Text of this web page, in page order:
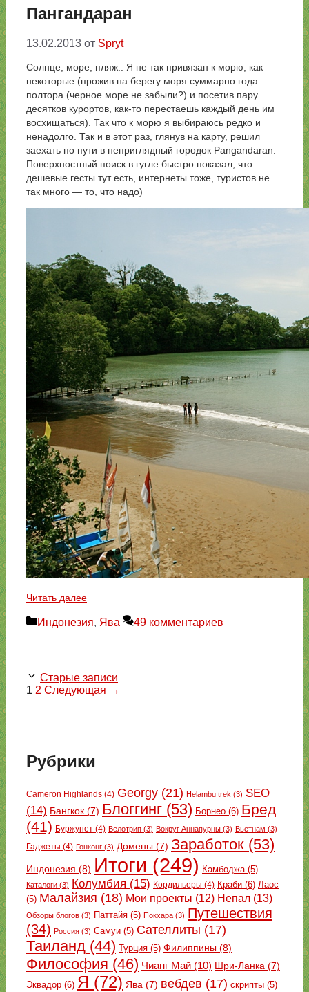
Пангандаран
13.02.2013 от Spryt
Солнце, море, пляж.. Я не так привязан к морю, как
некоторые (прожив на берегу моря суммарно года
полтора (черное море не забыли?) и посетив пару
десятков курортов, как-то перестаешь каждый день им
восхищаться). Так что к морю я выбираюсь редко и
ненадолго. Так и в этот раз, глянув на карту, решил
заехать по пути в неприглядный городок Pangandaran.
Поверхностный поиск в гугле быстро показал, что
дешевые гесты тут есть, интернеты тоже, туристов не
так много — то, что надо)
Читать далее
Рубрики
Индонезия, Ява 49 комментариев
Старые записи
Страница
1 Страница
2 Следующая →
Рубрики
Cameron Highlands (4) Georgy (21) Helambu trek (3) SEO
(14) Бангкок (7) Блоггинг (53) Борнео (6) Бред
(41) Буржунет (4) Велотрип (3) Вокруг Аннапурны (3) Вьетнам (3)
Гаджеты (4) Гонконг (3) Домены (7) Заработок (53)
Индонезия (8) Итоги (249) Камбоджа (5)
Каталоги (3) Колумбия (15) Кордильеры (4) Краби (6) Лаос
(5) Малайзия (18) Мои проекты (12) Непал (13)
Обзоры блогов (3) Паттайя (5) Покхара (3) Путешествия
(34) Россия (3) Самуи (5) Сателлиты (17)
Таиланд (44) Турция (5) Филиппины (8)
Философия (46) Чианг Май (10) Шри-Ланка (7)
Эквадор (6) Я (72) Ява (7) вебдев (17) скрипты (5)